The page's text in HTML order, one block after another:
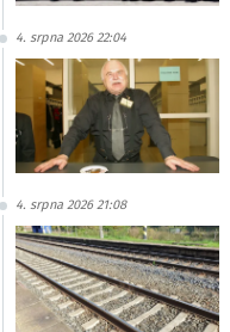
4. srpna 2026 22:04
4. srpna 2026 21:08